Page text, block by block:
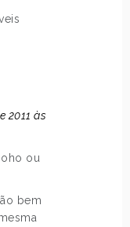
2011 às
ou
bem